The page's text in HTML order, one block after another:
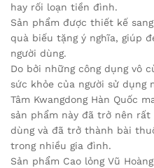
hay rối loạn tiền đình.
Sản phẩm được thiết kế
quà biếu tặng ý nghĩa, giúp
người dùng.
Do bởi những công dụng vô
sức khỏe của người sử dụng
Tâm Kwangdong Hàn Quốc
sản phẩm này đã trở nên
dùng và đã trở thành bài
trong nhiều gia đình.
Sản phẩm Cao lỏng Vũ